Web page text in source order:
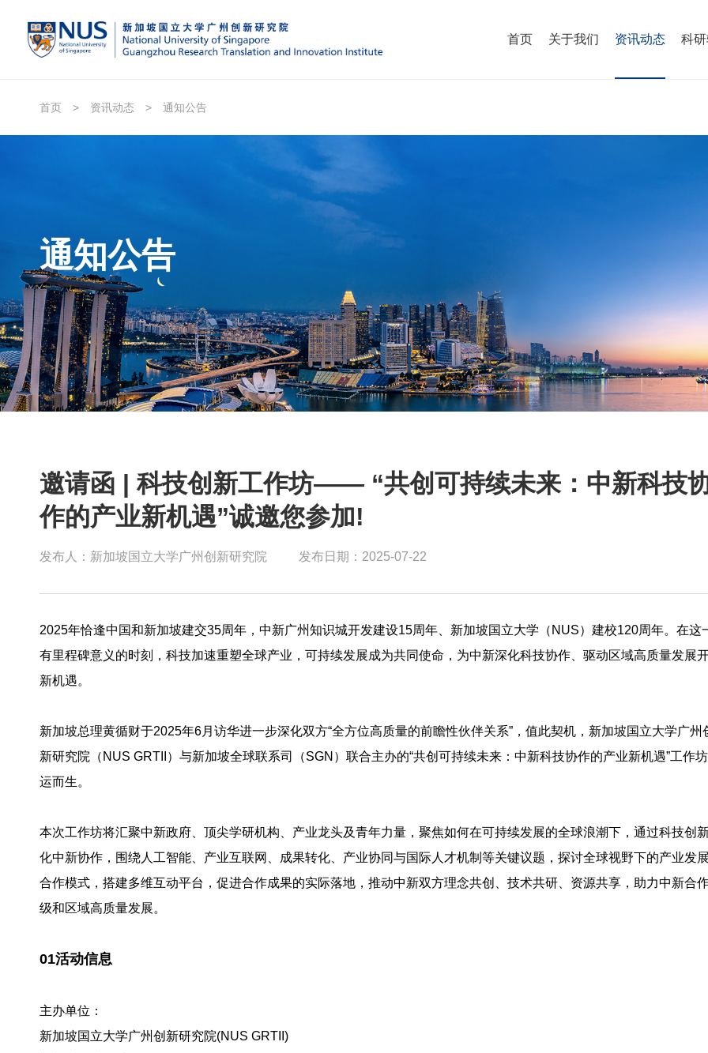
首页 关于我们 资讯动态 科
首页 > 资讯动态 > 通知公告
通知公告
邀请函 | 科技创新工作坊—— “共创可持续未来：中新科技
作的产业新机遇”诚邀您参加!
发布人：新加坡国立大学广州创新研究院 发布日期：2025-07-22
2025年恰逢中国和新加坡建交35周年，中新广州知识城开发建设15周年、新加坡国立大学（NUS）建校120周年。在这
有里程碑意义的时刻，科技加速重塑全球产业，可持续发展成为共同使命，为中新深化科技协作、驱动区域高质量发展
新机遇。
新加坡总理黄循财于2025年6月访华进一步深化双方“全方位高质量的前瞻性伙伴关系”，值此契机，新加坡国立大学广州
新研究院（NUS GRTII）与新加坡全球联系司（SGN）联合主办的“共创可持续未来：中新科技协作的产业新机遇”工作
运而生。
本次工作坊将汇聚中新政府、顶尖学研机构、产业龙头及青年力量，聚焦如何在可持续发展的全球浪潮下，通过科技创
化中新协作，围绕人工智能、产业互联网、成果转化、产业协同与国际人才机制等关键议题，探讨全球视野下的产业发
合作模式，搭建多维互动平台，促进合作成果的实际落地，推动中新双方理念共创、技术共研、资源共享，助力中新合
级和区域高质量发展。
01活动信息
主办单位：
新加坡国立大学广州创新研究院(NUS GRTII)